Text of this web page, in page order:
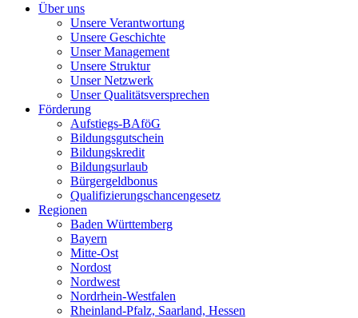
Über uns
Unsere Verantwortung
Unsere Geschichte
Unser Management
Unsere Struktur
Unser Netzwerk
Unser Qualitätsversprechen
Förderung
Aufstiegs-BAföG
Bildungsgutschein
Bildungskredit
Bildungsurlaub
Bürgergeldbonus
Qualifizierungschancengesetz
Regionen
Baden Württemberg
Bayern
Mitte-Ost
Nordost
Nordwest
Nordrhein-Westfalen
Rheinland-Pfalz, Saarland, Hessen